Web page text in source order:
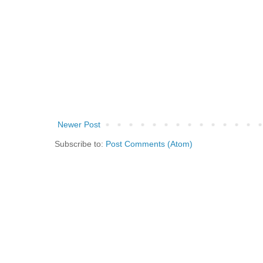
Newer Post
Subscribe to: Post Comments (Atom)